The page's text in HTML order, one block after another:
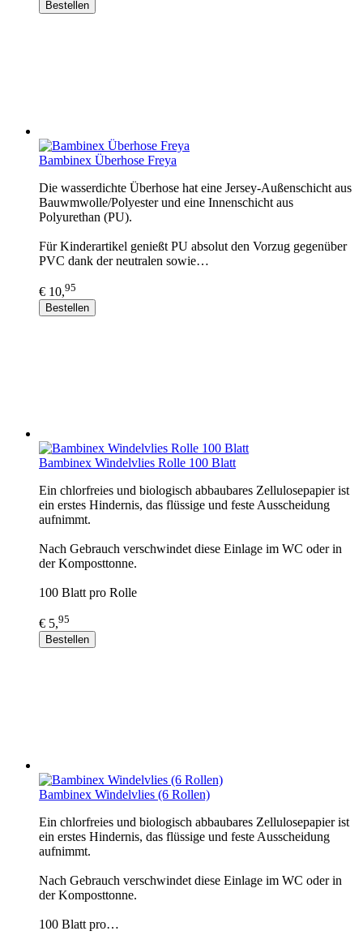
Bestellen
Bambinex Überhose Freya
Die wasserdichte Überhose hat eine Jersey-Außenschicht aus
Bauwmwolle/Polyester und eine Innenschicht aus
Polyurethan (PU).
Für Kinderartikel genießt PU absolut den Vorzug gegenüber
PVC dank der neutralen sowie…
€ 10,95
Bestellen
Bambinex Windelvlies Rolle 100 Blatt
Ein chlorfreies und biologisch abbaubares Zellulosepapier ist
ein erstes Hindernis, das flüssige und feste Ausscheidung
aufnimmt.
Nach Gebrauch verschwindet diese Einlage im WC oder in
der Komposttonne.
100 Blatt pro Rolle
€ 5,95
Bestellen
Bambinex Windelvlies (6 Rollen)
Ein chlorfreies und biologisch abbaubares Zellulosepapier ist
ein erstes Hindernis, das flüssige und feste Ausscheidung
aufnimmt.
Nach Gebrauch verschwindet diese Einlage im WC oder in
der Komposttonne.
100 Blatt pro…